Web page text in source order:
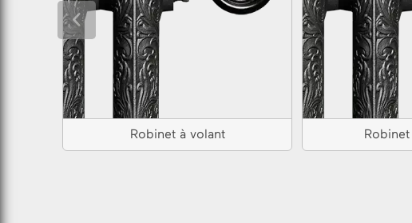
Robinet à volant Robinet